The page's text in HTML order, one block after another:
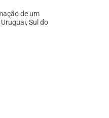
de um
Sul do